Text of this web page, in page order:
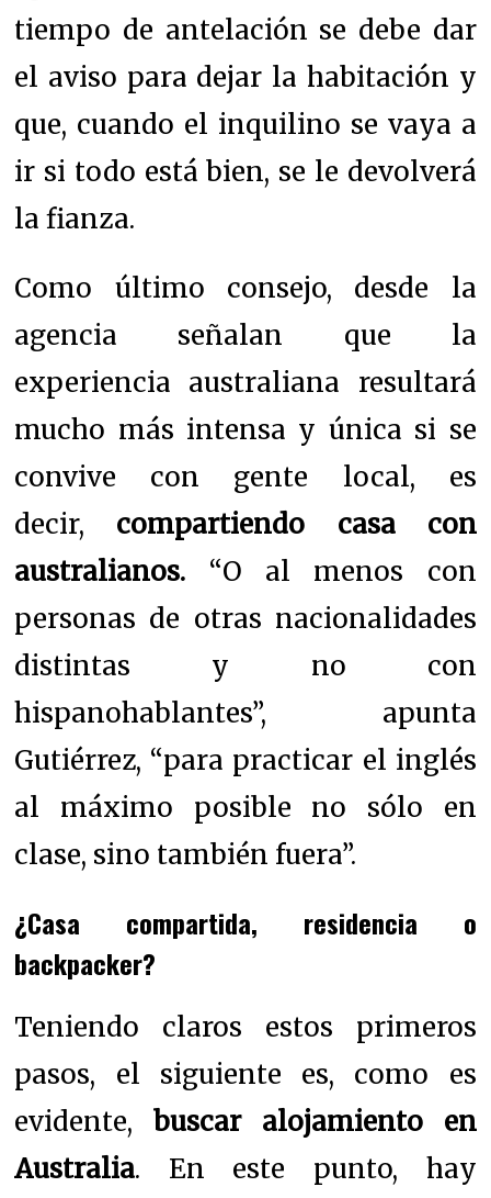
tiempo de antelación se debe dar
el aviso para dejar la habitación y
que, cuando el inquilino se vaya a
ir si todo está bien, se le devolverá
la fianza.
Como último consejo, desde la
agencia señalan que la
experiencia australiana resultará
mucho más intensa y única si se
convive con gente local, es
decir, compartiendo casa con
australianos. “O al menos con
personas de otras nacionalidades
distintas y no con
hispanohablantes”, apunta
Gutiérrez, “para practicar el inglés
al máximo posible no sólo en
clase, sino también fuera”.
¿Casa compartida, residencia o
backpacker?
Teniendo claros estos primeros
pasos, el siguiente es, como es
evidente,buscar alojamiento en
Australia. En este punto, hay